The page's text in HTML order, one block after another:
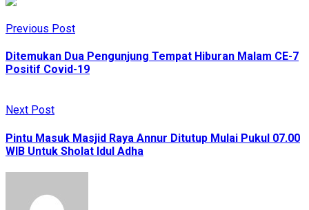
Previous Post
Ditemukan Dua Pengunjung Tempat Hiburan Malam CE-7
Positif Covid-19
Next Post
Pintu Masuk Masjid Raya Annur Ditutup Mulai Pukul 07.00
WIB Untuk Sholat Idul Adha